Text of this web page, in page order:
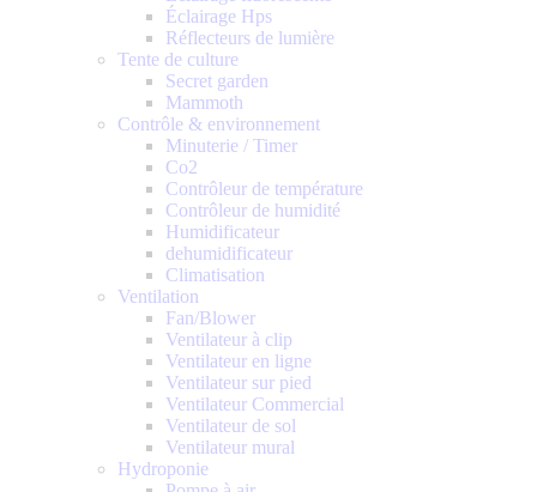
Éclairage Hps
Réflecteurs de lumière
Tente de culture
Secret garden
Mammoth
Contrôle & environnement
Minuterie / Timer
Co2
Contrôleur de température
Contrôleur de humidité
Humidificateur
dehumidificateur
Climatisation
Ventilation
Fan/Blower
Ventilateur à clip
Ventilateur en ligne
Ventilateur sur pied
Ventilateur Commercial
Ventilateur de sol
Ventilateur mural
Hydroponie